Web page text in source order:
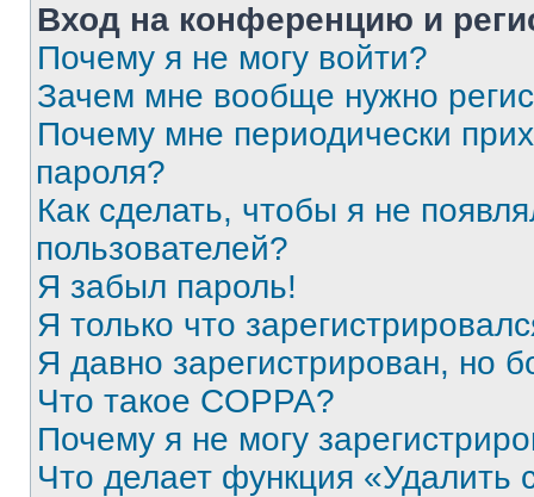
Вход на конференцию и
Почему я не могу войти?
Зачем мне вообще нужно
Почему мне периодически
пароля?
Как сделать, чтобы я не
пользователей?
Я забыл пароль!
Я только что
Я давно зарегистрирован, но
Что такое COPPA?
Почему я не могу
Что делает функция «Удалить